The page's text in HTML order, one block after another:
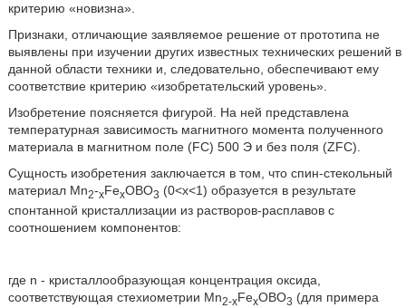
критерию «новизна».
Признаки, отличающие заявляемое решение от прототипа не
выявлены при изучении других известных технических решений в
данной области техники и, следовательно, обеспечивают ему
соответствие критерию «изобретательский уровень».
Изобретение поясняется фигурой. На ней представлена
температурная зависимость магнитного момента полученного
материала в магнитном поле (FC) 500 Э и без поля (ZFC).
Сущность изобретения заключается в том, что спин-стекольный
материал Mn2-xFexOBO3 (0<х<1) образуется в результате
спонтанной кристаллизации из растворов-расплавов с
соотношением компонентов:
где n - кристаллообразующая концентрация оксида,
соответствующая стехиометрии Mn2-xFexOBO3 (для примера